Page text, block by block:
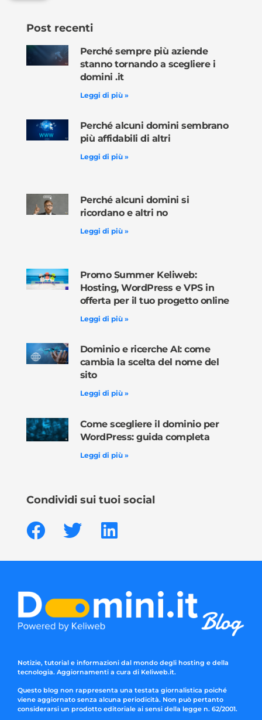
Post recenti
Perché sempre più aziende
stanno tornando a scegliere i
domini .it
Leggi di più »
Perché alcuni domini sembrano
più affidabili di altri
Leggi di più »
Perché alcuni domini si
ricordano e altri no
Leggi di più »
Promo Summer Keliweb:
Hosting, WordPress e VPS in
offerta per il tuo progetto online
Leggi di più »
Dominio e ricerche AI: come
cambia la scelta del nome del
sito
Leggi di più »
Come scegliere il dominio per
WordPress: guida completa
Leggi di più »
Condividi sui tuoi social
Notizie, tutorial e informazioni dal mondo degli hosting e della
tecnologia. Aggiornamenti a cura di Keliweb.it.
Questo blog non rappresenta una testata giornalistica poiché
viene aggiornato senza alcuna periodicità. Non può pertanto
considerarsi un prodotto editoriale ai sensi della legge n. 62/2001.